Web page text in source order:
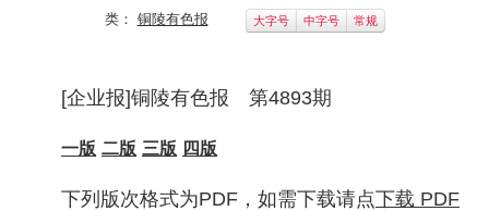
类： 铜陵有色报 大字号 中字号 常规
[企业报]铜陵有色报 第4893期
一版 二版 三版 四版
下列版次格式为PDF，如需下载请点下载 PDF